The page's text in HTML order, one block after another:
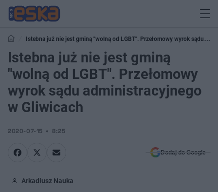
Istebna już nie jest gminą "wolną od LGBT". Przełomowy wyrok sądu
administracyjnego w Gliwicach
Istebna już nie jest gminą
"wolną od LGBT". Przełomowy
wyrok sądu administracyjnego
w Gliwicach
2020-07-15 8:25
Dodaj do Google
Arkadiusz Nauka